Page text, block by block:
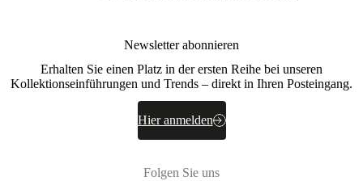
Newsletter abonnieren
Erhalten Sie einen Platz in der ersten Reihe bei unseren
Kollektionseinführungen und Trends – direkt in Ihren Posteingang.
Hier anmelden
Folgen Sie uns